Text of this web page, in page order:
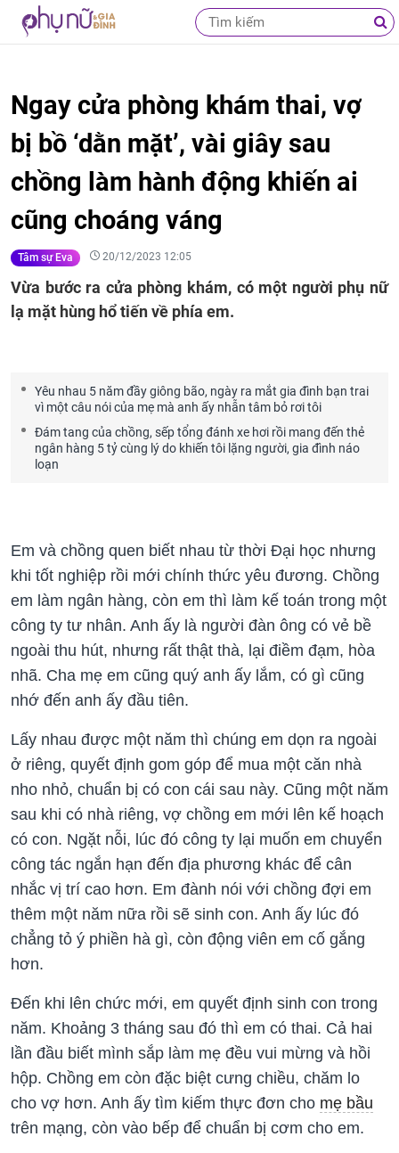
Ngay cửa phòng khám thai, vợ
bị bồ ‘dằn mặt’, vài giây sau
chồng làm hành động khiến ai
cũng choáng váng
Tâm sự Eva 20/12/2023 12:05
Vừa bước ra cửa phòng khám, có một người phụ nữ
lạ mặt hùng hổ tiến về phía em.
Yêu nhau 5 năm đầy giông bão, ngày ra mắt gia đình bạn trai
vì một câu nói của mẹ mà anh ấy nhẫn tâm bỏ rơi tôi
Đám tang của chồng, sếp tổng đánh xe hơi rồi mang đến thẻ
ngân hàng 5 tỷ cùng lý do khiến tôi lặng người, gia đình náo
loạn
Em và chồng quen biết nhau từ thời Đại học nhưng
khi tốt nghiệp rồi mới chính thức yêu đương. Chồng
em làm ngân hàng, còn em thì làm kế toán trong một
công ty tư nhân. Anh ấy là người đàn ông có vẻ bề
ngoài thu hút, nhưng rất thật thà, lại điềm đạm, hòa
nhã. Cha mẹ em cũng quý anh ấy lắm, có gì cũng
nhớ đến anh ấy đầu tiên.
Lấy nhau được một năm thì chúng em dọn ra ngoài
ở riêng, quyết định gom góp để mua một căn nhà
nho nhỏ, chuẩn bị có con cái sau này. Cũng một năm
sau khi có nhà riêng, vợ chồng em mới lên kế hoạch
có con. Ngặt nỗi, lúc đó công ty lại muốn em chuyển
công tác ngắn hạn đến địa phương khác để cân
nhắc vị trí cao hơn. Em đành nói với chồng đợi em
thêm một năm nữa rồi sẽ sinh con. Anh ấy lúc đó
chẳng tỏ ý phiền hà gì, còn động viên em cố gắng
hơn.
Đến khi lên chức mới, em quyết định sinh con trong
năm. Khoảng 3 tháng sau đó thì em có thai. Cả hai
lần đầu biết mình sắp làm mẹ đều vui mừng và hồi
hộp. Chồng em còn đặc biệt cưng chiều, chăm lo
cho vợ hơn. Anh ấy tìm kiếm thực đơn cho mẹ bầu
trên mạng, còn vào bếp để chuẩn bị cơm cho em.